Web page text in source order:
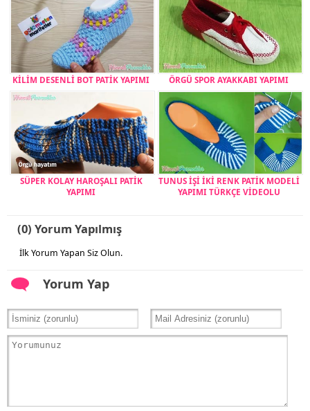
KİLİM DESENLİ BOT PATİK YAPIMI ÖRGÜ SPOR AYAKKABI YAPIMI
SÜPER KOLAY HAROŞALI PATİK
YAPIMI
TUNUS İŞİ İKİ RENK PATİK MODELİ
YAPIMI TÜRKÇE VİDEOLU
(0) Yorum Yapılmış
İlk Yorum Yapan Siz Olun.
Yorum Yap